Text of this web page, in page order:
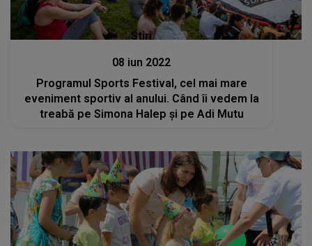
Stiri
08 iun 2022
Programul Sports Festival, cel mai mare
eveniment sportiv al anului. Când îi vedem la
treabă pe Simona Halep şi pe Adi Mutu